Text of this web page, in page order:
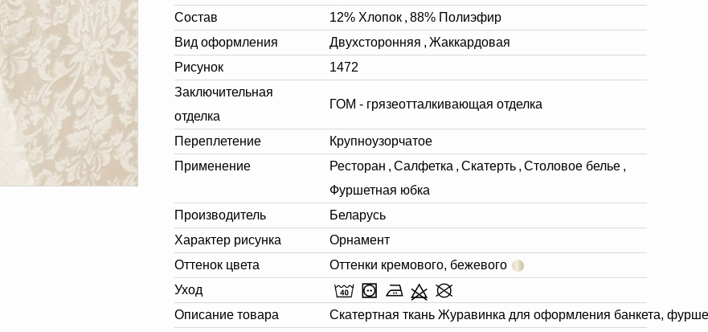
Состав
12% Хлопок , 88% Полиэфир
Вид оформления
Двухсторонняя , Жаккардовая
Рисунок
1472
Заключительная
отделка
ГОМ - грязеотталкивающая отделка
Переплетение
Крупноузорчатое
Применение
Ресторан , Салфетка , Скатерть , Столовое белье ,
Фуршетная юбка
Производитель
Беларусь
Характер рисунка
Орнамент
Оттенок цвета
Оттенки кремового, бежевого
Уход
Описание товара
Скатертная ткань Журавинка для оформления банкета,